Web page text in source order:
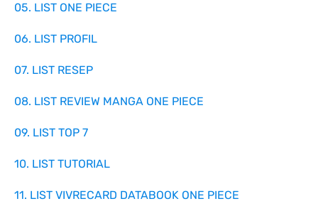
05. LIST ONE PIECE
06. LIST PROFIL
07. LIST RESEP
08. LIST REVIEW MANGA ONE PIECE
09. LIST TOP 7
10. LIST TUTORIAL
11. LIST VIVRECARD DATABOOK ONE PIECE